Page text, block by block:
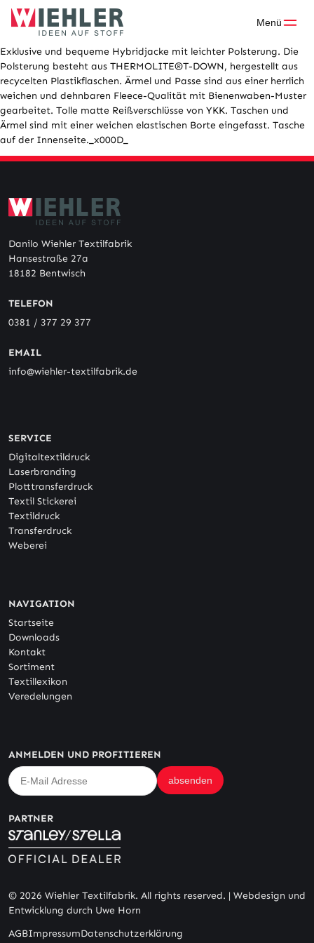
Skip
Menü
Exklusive und bequeme Hybridjacke mit leichter Polsterung. Die
Polsterung besteht aus THERMOLITE®T-DOWN, hergestellt aus
recycelten Plastikflaschen. Ärmel und Passe sind aus einer herrlich
weichen und dehnbaren Fleece-Qualität mit Bienenwaben-Muster
gearbeitet. Tolle matte Reißverschlüsse von YKK. Taschen und
Ärmel sind mit einer weichen elastischen Borte eingefasst. Tasche
auf der Innenseite._x000D_
Danilo Wiehler Textilfabrik
Hansestraße 27a
18182 Bentwisch
TELEFON
0381 / 377 29 377
EMAIL
info@wiehler-textilfabrik.de
SERVICE
Digitaltextildruck
Laserbranding
Plotttransferdruck
Textil Stickerei
Textildruck
Transferdruck
Weberei
NAVIGATION
Startseite
Downloads
Kontakt
Sortiment
Textillexikon
Veredelungen
ANMELDEN UND PROFITIEREN
PARTNER
© 2026 Wiehler Textilfabrik. All rights reserved. | Webdesign und
Entwicklung durch Uwe Horn
AGBImpressumDatenschutzerklärung